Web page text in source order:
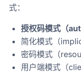
式：
授权码模式（
简化模式（
密码模式（
用户端模式（